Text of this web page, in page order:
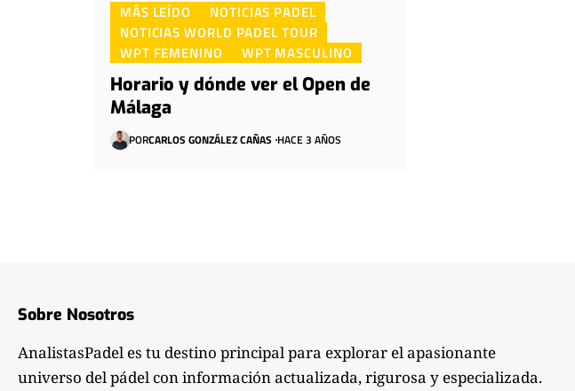
MÁS LEÍDO
NOTICIAS PADEL
NOTICIAS WORLD PADEL TOUR
WPT FEMENINO
WPT MASCULINO
Horario y dónde ver el Open de
Málaga
PORCARLOS GONZÁLEZ CAÑAS HACE 3 AÑOS
Sobre Nosotros
AnalistasPadel es tu destino principal para explorar el apasionante
universo del pádel con información actualizada, rigurosa y especializada.